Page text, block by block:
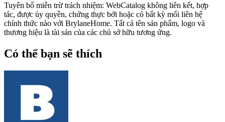
Tuyên bố miễn trừ trách nhiệm: WebCatalog không liên kết, hợp
tác, được ủy quyền, chứng thực bởi hoặc có bất kỳ mối liên hệ
chính thức nào với BrylaneHome. Tất cả tên sản phẩm, logo và
thương hiệu là tài sản của các chủ sở hữu tương ứng.
Có thể bạn sẽ thích